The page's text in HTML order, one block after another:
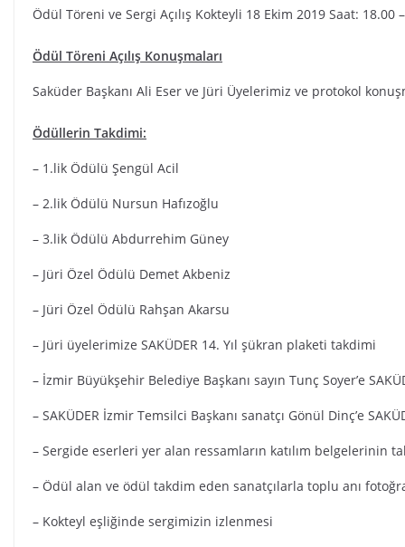
Ödül Töreni ve Sergi Açılış Kokteyli 18 Ekim 2019 Saat: 18.00
Ödül Töreni Açılış Konuşmaları
Saküder Başkanı Ali Eser ve Jüri Üyelerimiz ve protokol
Ödüllerin Takdimi:
– 1.lik Ödülü Şengül Acil
– 2.lik Ödülü Nursun Hafızoğlu
– 3.lik Ödülü Abdurrehim Güney
– Jüri Özel Ödülü Demet Akbeniz
– Jüri Özel Ödülü Rahşan Akarsu
– Jüri üyelerimize SAKÜDER 14. Yıl şükran plaketi takdimi
– İzmir Büyükşehir Belediye Başkanı sayın Tunç Soyer’e
– SAKÜDER İzmir Temsilci Başkanı sanatçı Gönül Dinç’e
– Sergide eserleri yer alan ressamların katılım belgelerinin
– Ödül alan ve ödül takdim eden sanatçılarla toplu anı
– Kokteyl eşliğinde sergimizin izlenmesi